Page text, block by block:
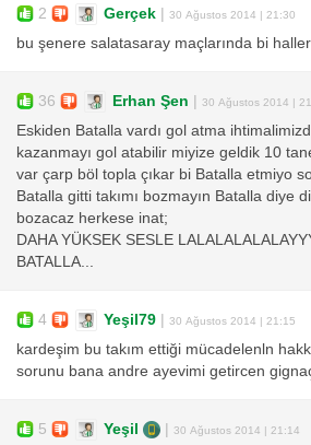
2 Gerçek | 30 Ağustos 2014 | 21:30
bu şenere salatasaray maçlarında bi
36 Erhan Şen | 30 Ağustos 2014 |
Eskiden Batalla vardı gol atma
kazanmayı gol atabilir miyize geldik 10
var çarp böl topla çıkar bi Batalla etmiyo
Batalla gitti takımı bozmayın Batalla diye
bozacaz herkese inat;
DAHA YÜKSEK SESLE
BATALLA...
4 Yeşil79 | 30 Ağustos 2014 | 21:15
kardeşim bu takım ettiği mücadelenln
sorunu bana andre ayevimi getircen
5 Yeşil | 30 Ağustos 2014 | 21:14